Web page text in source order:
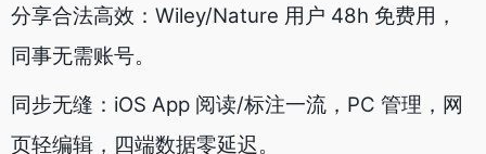
分享合法高效：Wiley/Nature 用户 48h 免费用，
同事无需账号。
同步无缝：iOS App 阅读/标注一流，PC 管理，网
页轻编辑，四端数据零延迟。